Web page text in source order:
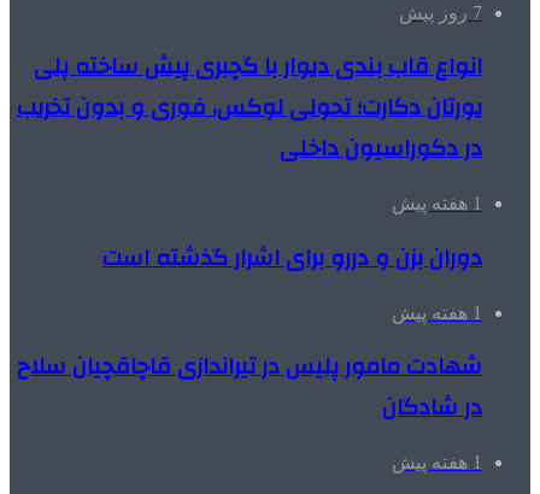
7 روز پیش
انواع قاب بندی دیوار با گچبری پیش ساخته پلی
یورتان دکارت؛ تحولی لوکس، فوری و بدون تخریب
در دکوراسیون داخلی
1 هفته پیش
دوران بزن و دررو برای اشرار گذشته است
1 هفته پیش
شهادت مامور پلیس در تیراندازی قاچاقچیان سلاح
در شادگان
1 هفته پیش